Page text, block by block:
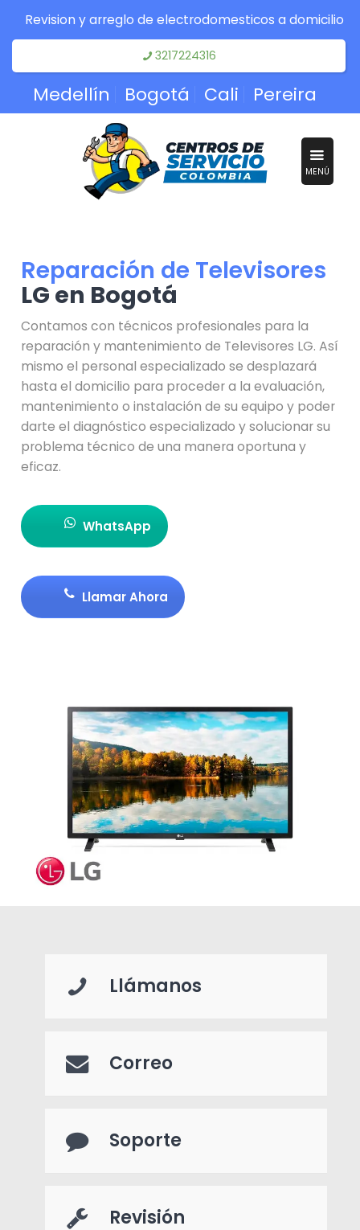
Revision y arreglo de electrodomesticos a domicilio
3217224316
Medellín Bogotá Cali Pereira
MENÚ
Reparación de Televisores
LG en Bogotá
Contamos con técnicos profesionales para la
reparación y mantenimiento de Televisores LG. Así
mismo el personal especializado se desplazará
hasta el domicilio para proceder a la evaluación,
mantenimiento o instalación de su equipo y poder
darte el diagnóstico especializado y solucionar su
problema técnico de una manera oportuna y
eficaz.
WhatsApp
Llamar Ahora
Llámanos
Correo
Soporte
Revisión